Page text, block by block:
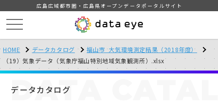
広島広域都市圏・広島県オープンデータポータルサイト
HOME データカタログ
福山市_大気環境測定結果（2018年度）
（19）気象データ（気象庁福山特別地域気象観測所）.xlsx
データカタログ
DATA